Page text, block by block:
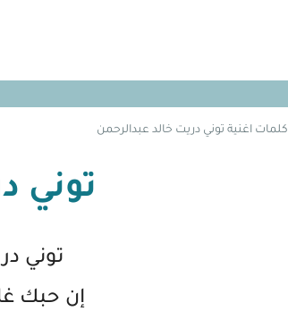
كلمات اغنية توني دريت خالد عبدالرحمن
توني
توني
إن حبك